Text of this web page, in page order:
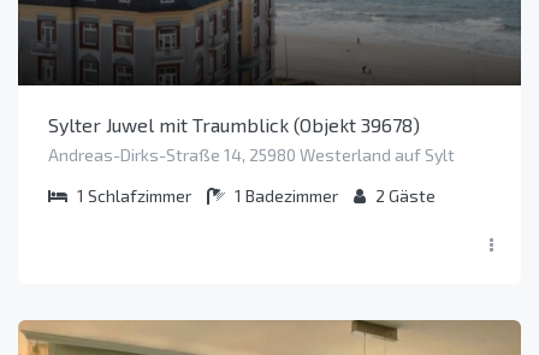
Sylter Juwel mit Traumblick (Objekt 39678)
Andreas-Dirks-Straße 14, 25980 Westerland auf Sylt
1 Schlafzimmer 1 Badezimmer 2 Gäste